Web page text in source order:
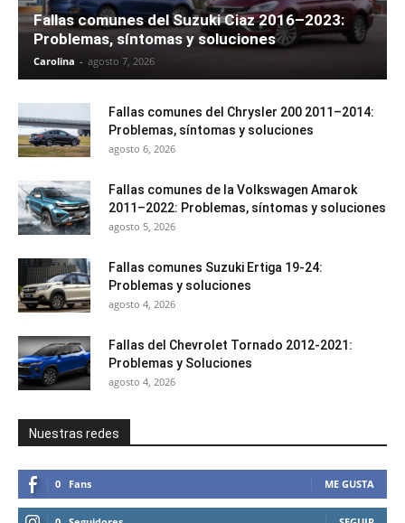
Fallas comunes del Suzuki Ciaz 2016–2023:
Problemas, síntomas y soluciones
Carolina - agosto 7, 2026
Fallas comunes del Chrysler 200 2011–2014:
Problemas, síntomas y soluciones
agosto 6, 2026
Fallas comunes de la Volkswagen Amarok
2011–2022: Problemas, síntomas y soluciones
agosto 5, 2026
Fallas comunes Suzuki Ertiga 19-24:
Problemas y soluciones
agosto 4, 2026
Fallas del Chevrolet Tornado 2012-2021:
Problemas y Soluciones
agosto 4, 2026
Nuestras redes
0 Fans ME GUSTA